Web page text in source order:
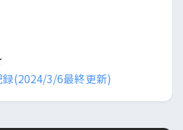
(2024/3/6最終更新)